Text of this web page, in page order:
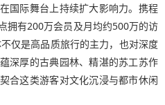
国际舞台上持续扩大影响力。携程
拥有200万会员及月均约500万的访
仅是高品质旅行的主力，也对深度
深厚的古典园林、精湛的苏工苏作
合这类游客对文化沉浸与都市休闲